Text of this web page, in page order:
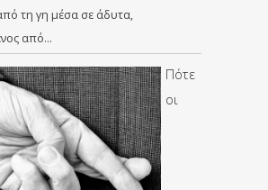
τη γη μέσα σε άδυτα,
από…
Πότε
οι